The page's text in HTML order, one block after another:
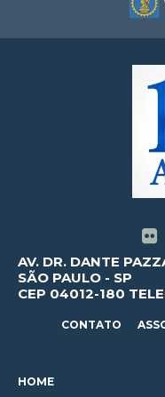
AV. DR. DANTE
SÃO PAULO - SP
CEP 04012-180
CONTATO
HOME